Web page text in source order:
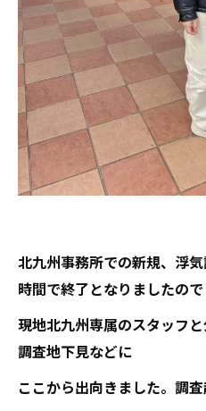
北九州事務所での新規、浮
時間で終了となりましたので
現地北九州専属のスタッフ
調査地下見などに
ここから出向きました。調査